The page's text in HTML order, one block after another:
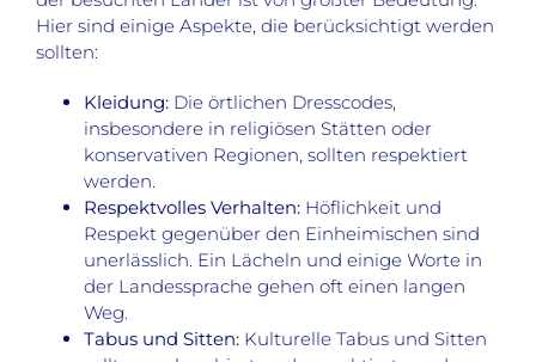
Hier sind einige Aspekte, die berücksichtigt werden
sollten:
Kleidung:Die örtlichen Dresscodes,
insbesondere in religiösen Stätten oder
konservativen Regionen, sollten respektiert
werden.
Respektvolles Verhalten:Höflichkeit und
Respekt gegenüber den Einheimischen sind
unerlässlich. Ein Lächeln und einige Worte in
der Landessprache gehen oft einen langen
Weg.
Tabus und Sitten:Kulturelle Tabus und Sitten